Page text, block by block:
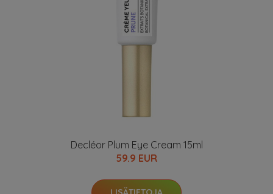
Decléor Plum Eye Cream 15ml
59.9 EUR